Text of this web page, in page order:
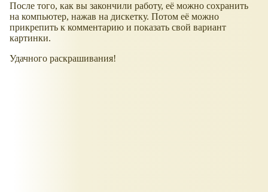
После того, как вы закончили работу, её можно сохранить
на компьютер, нажав на дискетку. Потом её можно
прикрепить к комментарию и показать свой вариант
картинки.
Удачного раскрашивания!